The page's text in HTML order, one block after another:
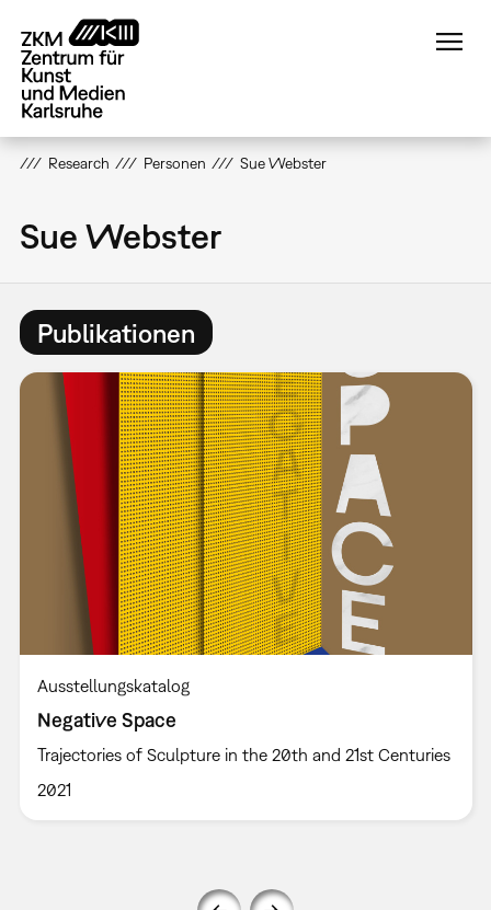
zum
Inhalt
Research Personen Sue Webster
Sue Webster
Publikationen
Ausstellungskatalog
Negative Space
Trajectories of Sculpture in the 20th and 21st Centuries
2021